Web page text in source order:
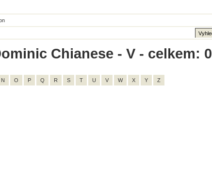
Chianese - V - celkem: 0
N O P Q R S T U V W X Y Z